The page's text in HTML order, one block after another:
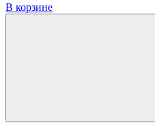
В корзине